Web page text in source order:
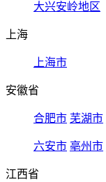
大兴安岭地区
上海
上海市
安徽省
合肥市 芜湖市
六安市 亳州市
江西省